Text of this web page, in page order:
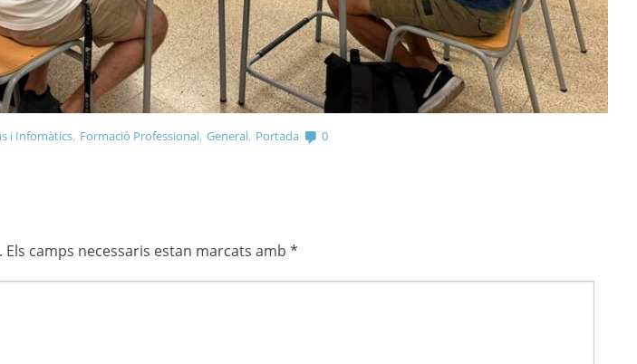
i Infomàtics, Formació Professional,General, Portada 0
Els camps necessaris estan marcats amb *